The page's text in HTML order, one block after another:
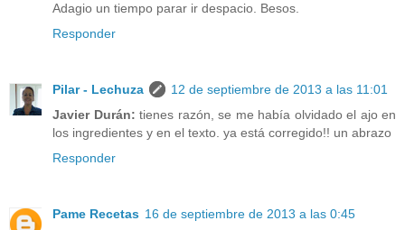
Adagio un tiempo parar ir despacio. Besos.
Responder
Pilar - Lechuza
12 de septiembre de 2013 a las 11:01
Javier Durán: tienes razón, se me había olvidado el ajo en
los ingredientes y en el texto. ya está corregido!! un abrazo
Responder
Pame Recetas 16 de septiembre de 2013 a las 0:45